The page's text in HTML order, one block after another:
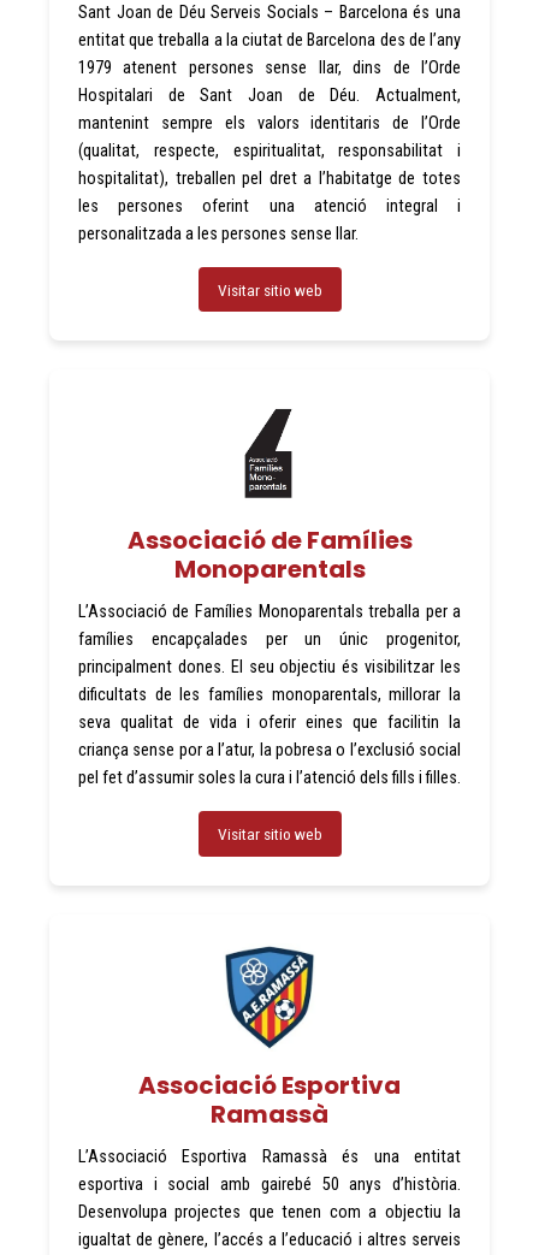
Sant Joan de Déu Serveis Socials – Barcelona és una
entitat que treballa a la ciutat de Barcelona des de l’any
1979 atenent persones sense llar, dins de l’Orde
Hospitalari de Sant Joan de Déu. Actualment,
mantenint sempre els valors identitaris de l’Orde
(qualitat, respecte, espiritualitat, responsabilitat i
hospitalitat), treballen pel dret a l’habitatge de totes
les persones oferint una atenció integral i
personalitzada a les persones sense llar.
Visitar sitio web
Associació de Famílies
Monoparentals
L’Associació de Famílies Monoparentals treballa per a
famílies encapçalades per un únic progenitor,
principalment dones. El seu objectiu és visibilitzar les
dificultats de les famílies monoparentals, millorar la
seva qualitat de vida i oferir eines que facilitin la
criança sense por a l’atur, la pobresa o l’exclusió social
pel fet d’assumir soles la cura i l’atenció dels fills i filles.
Visitar sitio web
Associació Esportiva
Ramassà
L’Associació Esportiva Ramassà és una entitat
esportiva i social amb gairebé 50 anys d’història.
Desenvolupa projectes que tenen com a objectiu la
igualtat de gènere, l’accés a l’educació i altres serveis